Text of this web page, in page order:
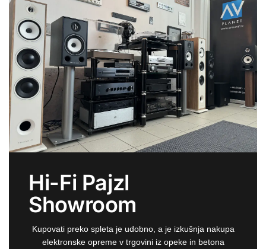
Hi-Fi Pajzl
Showroom
Kupovati preko spleta je udobno, a je izkušnja nakupa
elektronske opreme v trgovini iz opeke in betona